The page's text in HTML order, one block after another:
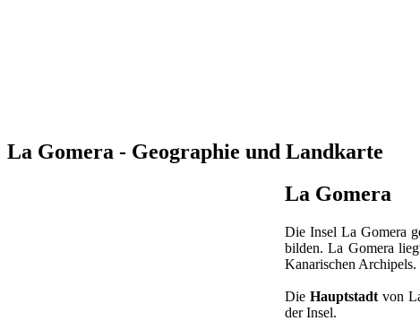
La Gomera - Geographie und Landkarte
La Gomera
Die Insel La Gomera
bilden. La Gomera
Kanarischen Archipels.
DieHauptstadt von
der Insel.